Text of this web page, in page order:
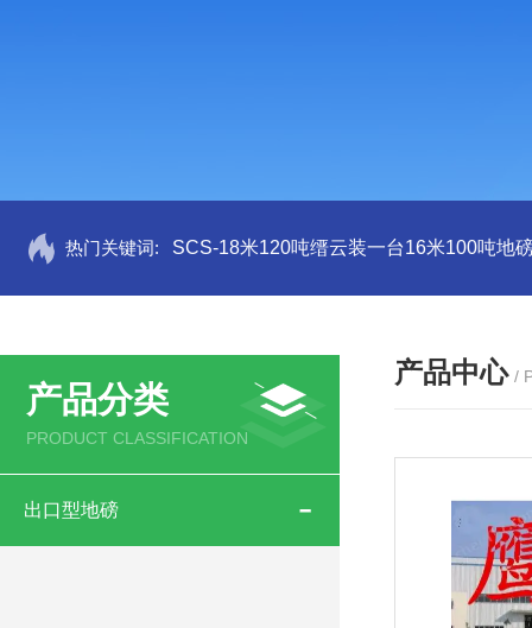
热门关键词: SCS-18米120吨缙云装一台16米100吨地
产品分类
PRODUCT CLASSIFICATION
出口型地磅
产品中心 /